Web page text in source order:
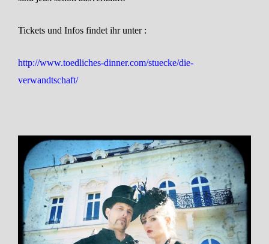
Tickets und Infos findet ihr unter :
http://www.toedliches-dinner.com/stuecke/die-
verwandtschaft/